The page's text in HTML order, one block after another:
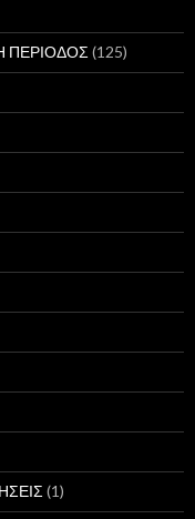
ΠΕΡΙΟΔΟΣ (125)
(1)